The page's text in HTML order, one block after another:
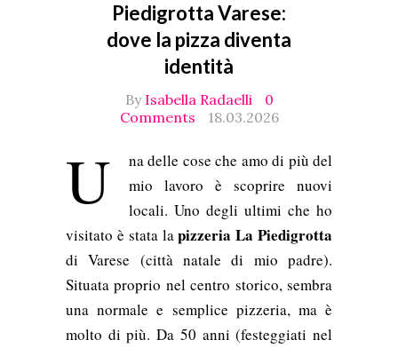
Piedigrotta Varese:
dove la pizza diventa
identità
By Isabella Radaelli
0
Comments
18.03.2026
U
na delle cose che amo di più del
mio lavoro è scoprire nuovi
locali. Uno degli ultimi che ho
visitato è stata lapizzeria La Piedigrotta
di Varese (città natale di mio padre).
Situata proprio nel centro storico, sembra
una normale e semplice pizzeria, ma è
molto di più. Da 50 anni (festeggiati nel